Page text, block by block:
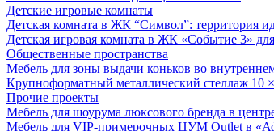
Детские игровые комнаты
Детская комната в ЖК “Символ”: территория
Детская игровая комната в ЖК «Событие 3»
Общественные пространства
Мебель для зоны выдачи коньков во
Крупноформатный металлический стеллаж 10
Прочие проекты
Мебель для шоурума люксового бренда в
Мебель для VIP-примерочных ЦУМ Outlet в